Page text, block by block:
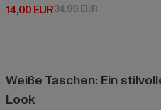
14,00 EUR
Derzeitiger Preis: 14,00 EUR
34,99 EURAktionspreis:
Weiße Taschen: Ein
Look